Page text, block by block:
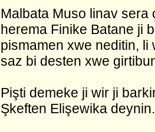
Malbata Muso linav sera
herema Finike Batane ji
pismamen xwe neditin,
saz bi desten xwe
Pişti demeke ji wir ji
Şkeften Elişewika deynin.